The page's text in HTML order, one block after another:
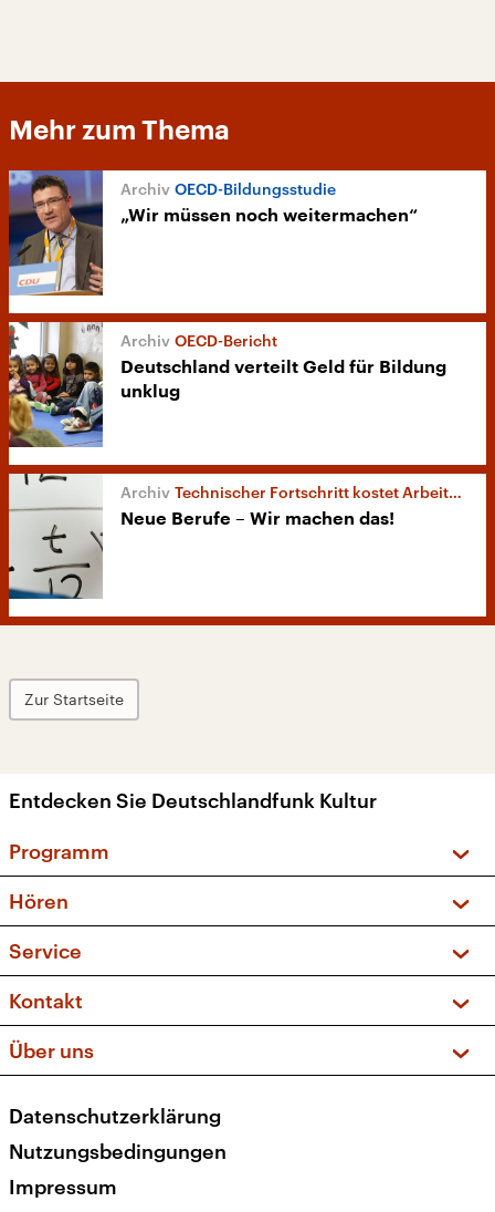
Mehr zum Thema
OECD-Bildungsstudie
„Wir müssen noch weitermachen“
OECD-Bericht
Deutschland verteilt Geld für Bildung
unklug
Technischer Fortschritt kostet Arbeitsplätze
Neue Berufe – Wir machen das!
Zur Startseite
Entdecken Sie Deutschlandfunk Kultur
Programm
Sendungen und Podcasts
Musikliste
Kakadu – Das Kinderprogramm
Hören
Frequenzen (UKW + DAB+)
Service
FAQ
Apps
Newsletter
Veranstaltungen
Kontakt
Social Media
Über uns
Presse
Karriere
Transparenz
Datenschutzerklärung
Nutzungsbedingungen
Impressum